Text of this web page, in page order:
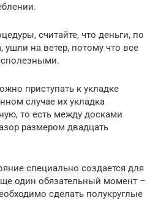
считайте, что деньги, по
ушли на ветер, потому что все
приступать к укладке
случае их укладка
то есть между досками
размером двадцать
специально создается для
один обязательный момент –
сделать полукруглые